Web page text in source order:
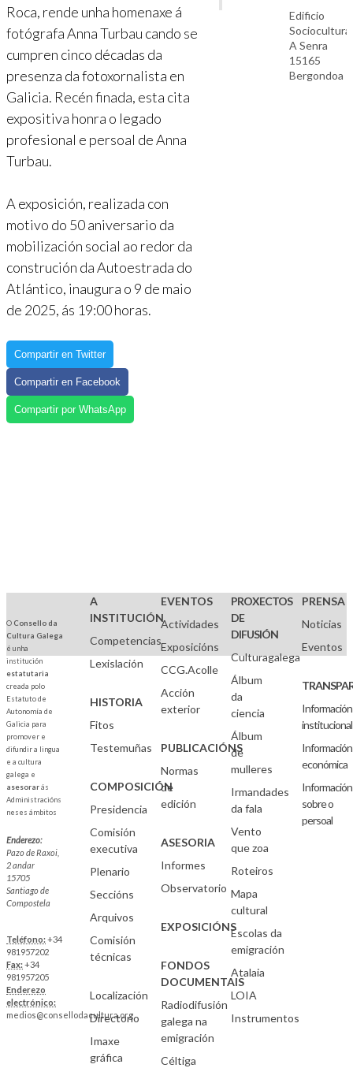
Roca, rende unha homenaxe á
fotógrafa Anna Turbau cando se
cumpren cinco décadas da
presenza da fotoxornalista en
Galicia. Recén finada, esta cita
expositiva honra o legado
profesional e persoal de Anna
Turbau.
A exposición, realizada con
motivo do 50 aniversario da
mobilización social ao redor da
construción da Autoestrada do
Atlántico, inaugura o 9 de maio
de 2025, ás 19:00 horas.
Compartir en Twitter
Compartir en Facebook
Compartir por WhatsApp
Edificio
Sociocultural
A Senra
15165
Bergondoa
O Consello da
Cultura Galega
é unha
institución
estatutaria
creada polo
Estatuto de
Autonomía de
Galicia para
promover e
difundir a lingua
e a cultura
galega e
asesorarás
Administracións
neses ámbitos
Enderezo:
Pazo de Raxoi,
2 andar
15705
Santiago de
Compostela
Teléfono:+34
981957202
Fax:+34
981957205
Enderezo
electrónico:
medios@consellodacultura.org
A
INSTITUCIÓN
Competencias
Lexislación
HISTORIA
Fitos
Testemuñas
COMPOSICIÓN
Presidencia
Comisión
executiva
Plenario
Seccións
Arquivos
Comisión
técnicas
Localización
Directorio
Imaxe
gráfica
EVENTOS
Actividades
Exposicións
CCG.Acolle
Acción
exterior
PUBLICACIÓNS
Normas
de
edición
ASESORIA
Informes
Observatorio
EXPOSICIÓNS
FONDOS
DOCUMENTAIS
Radiodifusión
galega na
emigración
Céltiga
PROXECTOS
DE
DIFUSIÓN
Culturagalega
Álbum
da
ciencia
Álbum
de
mulleres
Irmandades
da fala
Vento
que zoa
Roteiros
Mapa
cultural
Escolas da
emigración
Atalaia
LOIA
Instrumentos
PRENSA
Noticias
Eventos
Información
institucional
Información
económica
Información
sobre o
persoal